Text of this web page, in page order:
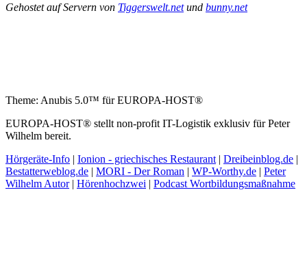
Gehostet auf Servern von Tiggerswelt.netund bunny.net
Theme: Anubis 5.0™ für EUROPA-HOST®
EUROPA-HOST® stellt non-profit IT-Logistik exklusiv für Peter
Wilhelm bereit.
Hörgeräte-Info | Ionion - griechisches Restaurant | Dreibeinblog.de |
Bestatterweblog.de | MORI - Der Roman | WP-Worthy.de | Peter
Wilhelm Autor| Hörenhochzwei | Podcast Wortbildungsmaßnahme